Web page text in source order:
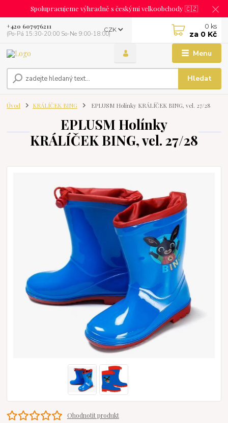
Spolupracujeme výhradně s českými velkoobchody 🇨🇿
Menu
CZK
Hledat
+420 607976211
(Po-Pá 15:30-20:00 So-Ne 9:00-18:00)
0 ks
za 0 Kč
Úvod KRÁLÍČEK BING EPLUSM Holínky KRÁLÍČEK BING, vel. 27/28
EPLUSM Holínky
KRÁLÍČEK BING, vel. 27/28
Ohodnotit produkt